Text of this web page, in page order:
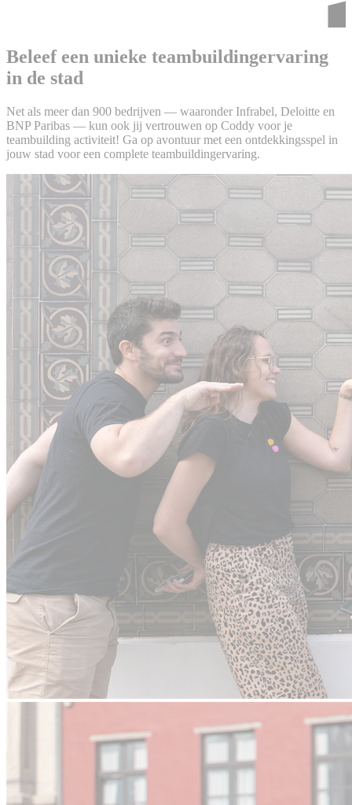
Beleef een unieke teambuildingervaring
in de stad
Net als meer dan 900 bedrijven — waaronder Infrabel, Deloitte en
BNP Paribas — kun ook jij vertrouwen op Coddy voor je
teambuilding activiteit! Ga op avontuur met een ontdekkingsspel in
jouw stad voor een complete teambuildingervaring.